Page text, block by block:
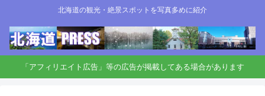
北海道の観光・絶景スポットを写真多めに紹介
「アフィリエイト広告」等の広告が掲載してある場合があります